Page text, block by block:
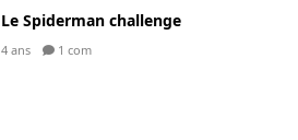
Le Spiderman challenge
4 ans 1 com